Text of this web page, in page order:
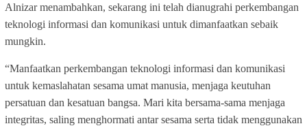
Alnizar menambahkan, sekarang ini telah dianugrahi perkembangan
teknologi informasi dan komunikasi untuk dimanfaatkan sebaik
mungkin.
“Manfaatkan perkembangan teknologi informasi dan komunikasi
untuk kemaslahatan sesama umat manusia, menjaga keutuhan
persatuan dan kesatuan bangsa. Mari kita bersama-sama menjaga
integritas, saling menghormati antar sesama serta tidak menggunakan